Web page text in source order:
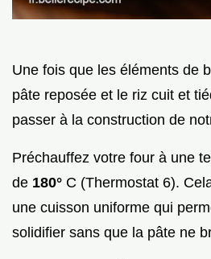
Une fois que les éléments de
pâte reposée et le riz cuit et
passer à la construction de
Préchauffez votre four à une
de 180° C (Thermostat 6).
une cuisson uniforme qui
solidifier sans que la pâte ne